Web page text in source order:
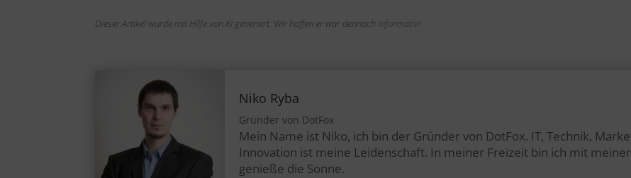
Dieser Artikel wurde mit Hilfe von KI generiert. Wir hoffen er war dennoch informativ!
Niko Ryba
Gründer von DotFox
Mein Name ist Niko, ich bin der Gründer von DotFox. IT, Technik,
Innovation ist meine Leidenschaft. In meiner Freizeit bin ich mit
genieße die Sonne.